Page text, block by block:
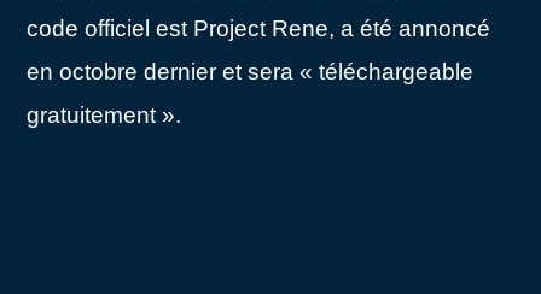
code officiel est Project Rene, a été annoncé
en octobre dernier et sera « téléchargeable
gratuitement ».